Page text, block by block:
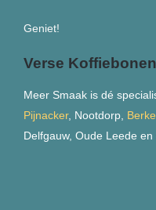
Geniet!
Verse Koffiebonen
Meer Smaak is dé
Pijnacker, Nootdorp,
Delfgauw, Oude Leede en